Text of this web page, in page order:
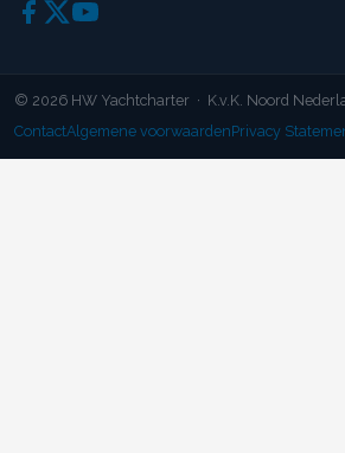
© 2026 HW Yachtcharter · K.v.K. Noord
ContactAlgemene voorwaardenPrivacy